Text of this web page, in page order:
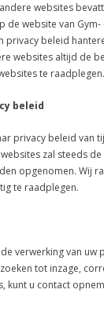
websites
de website van
privacy beleid
websites altijd de
te raadplegen.
beleid
privacy beleid van
zal steeds
opgenomen. Wij
te raadplegen.
verwerking van uw
tot inzage,
kunt u contact